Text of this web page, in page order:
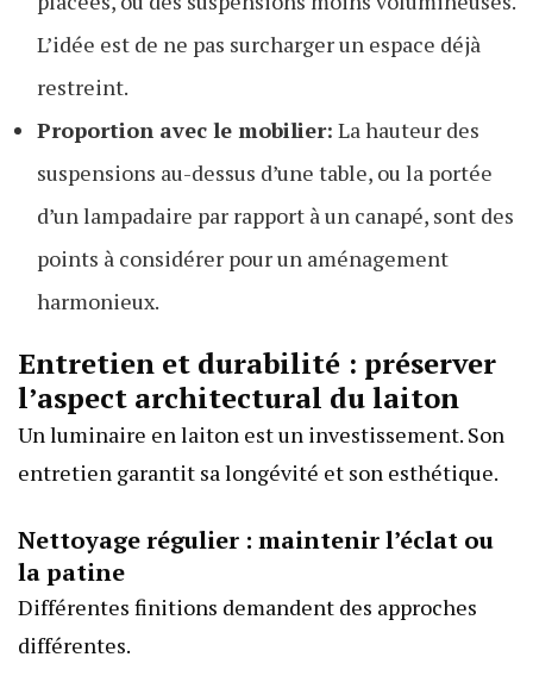
L’idée est de ne pas surcharger un espace déjà
restreint.
Proportion avec le mobilier: La hauteur des
suspensions au-dessus d’une table, ou la portée
d’un lampadaire par rapport à un canapé, sont des
points à considérer pour un aménagement
harmonieux.
Entretien et durabilité : préserver
l’aspect architectural du laiton
Un luminaire en laiton est un investissement. Son
entretien garantit sa longévité et son esthétique.
Nettoyage régulier : maintenir l’éclat ou
la patine
Différentes finitions demandent des approches
différentes.